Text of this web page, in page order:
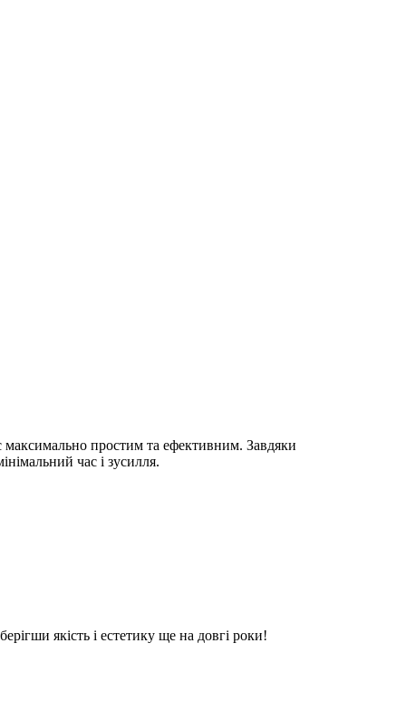
простим та ефективним. Завдяки
час і зусилля.
якість і естетику ще на довгі роки!